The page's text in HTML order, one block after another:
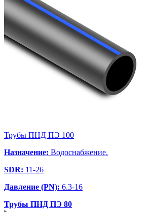
Трубы ПНД ПЭ 100
Назначение: Водоснабжение.
SDR: 11-26
Давление (PN): 6.3-16
Трубы ПНД ПЭ 80